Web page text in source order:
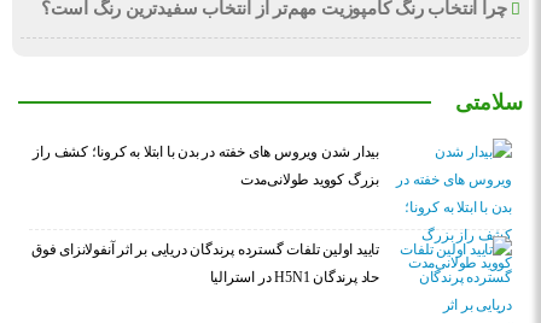
چرا انتخاب رنگ کامپوزیت مهم‌تر از انتخاب سفیدترین رنگ است؟
سلامتی
بیدار شدن ویروس‌ های خفته در بدن با ابتلا به کرونا؛ کشف راز
بزرگ کووید طولانی‌مدت
تایید اولین تلفات گسترده پرندگان دریایی بر اثر آنفولانزای فوق
حاد پرندگان H5N1 در استرالیا